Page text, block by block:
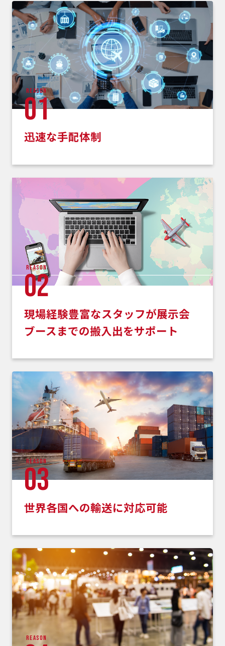
reason
01
迅速な手配体制
reason
02
現場経験豊富なスタッフが展示会
ブースまでの搬入出をサポート
reason
03
世界各国への輸送に対応可能
reason